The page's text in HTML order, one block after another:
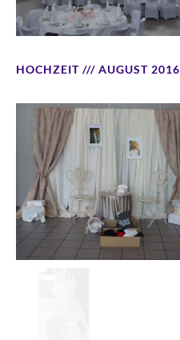
HOCHZEIT /// AUGUST 2016